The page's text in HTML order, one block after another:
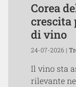
Corea
crescita
di vino
24-07-2026 |
Il vino sta
rilevante